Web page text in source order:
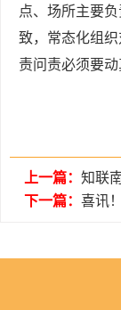
点、场所主要
致，常态化组
责问责必须要
上一篇： 知联
下一篇： 喜讯